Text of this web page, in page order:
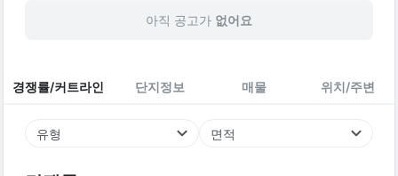
아직 공고가 없어요
경쟁률/커트라인 단지정보 매물 위치/주변
유형 면적